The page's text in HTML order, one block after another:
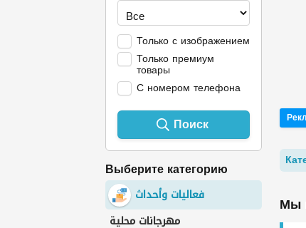
Только с изображением
Только премиум
товары
С номером телефона
Поиск
Выберите категорию
فعاليات وأحداث
Мы